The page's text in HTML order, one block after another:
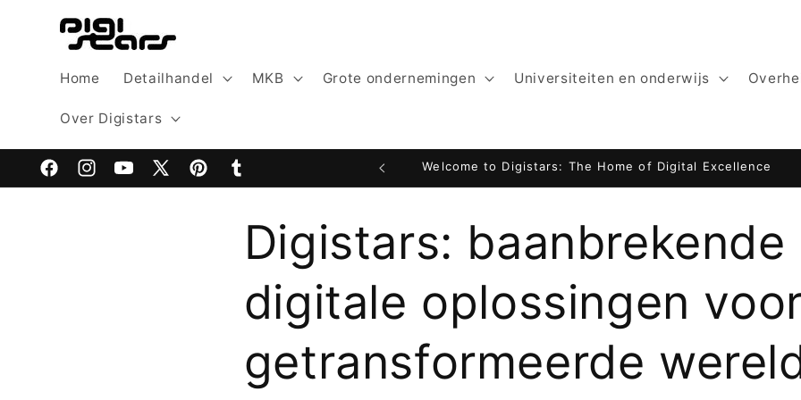
naar de
content
Home Detailhandel MKB Grote ondernemingen Universiteiten en onderwijs
Over Digistars
FacebookInstagramYouTube
X
PinterestTumblr
Website by Digistars: KajaniemiCamping.fi
Digistars: baanbrekende
digitale oplossingen
getransformeerde